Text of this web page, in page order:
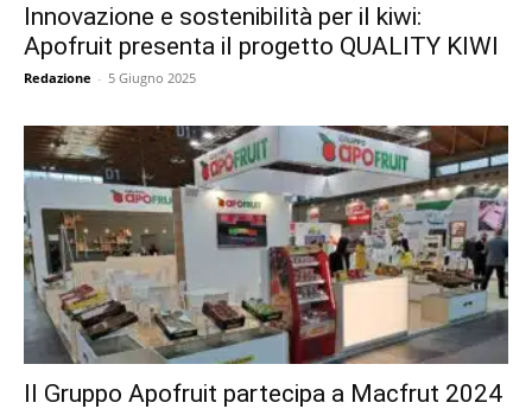
Innovazione e sostenibilità per il kiwi:
Apofruit presenta il progetto QUALITY KIWI
Redazione - 5 Giugno 2025
Il Gruppo Apofruit partecipa a Macfrut 2024